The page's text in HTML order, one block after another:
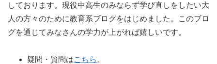
しております。現役中高生のみならず学び直しをしたい大
人の方々のために教育系ブログをはじめました。このブロ
グを通じてみなさんの学力が上がれば嬉しいです。
疑問・質問はこちら 。